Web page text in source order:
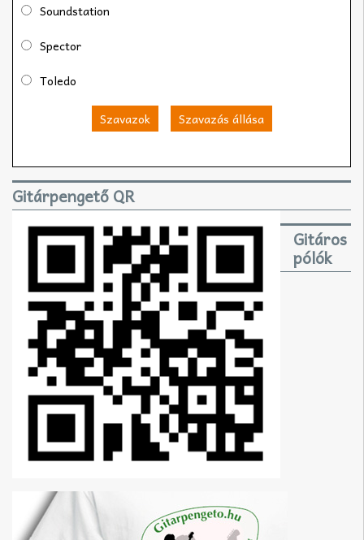
Soundstation
Spector
Toledo
Szavazok Szavazás állása
Gitárpengető QR
Gitáros
pólók